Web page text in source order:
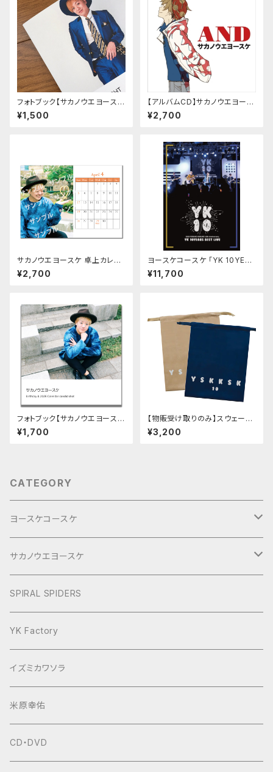
フォトブック【サカノウエヨースケ
YOSUKE NIGHT 2017-スー
ツ篇-】
¥1,500
【アルバムCD】サカノウエヨース
ケ「AND」
¥2,700
サカノウエヨースケ 卓上カレン
ダー
¥2,700
ヨースケコースケ 「YK 10YEAR
S BEST LIVE」LIVE DVD/CD
セット
¥11,700
フォトブック【サカノウエヨース
ケ Birthday&2026calenda
r candid shots 】
¥1,700
【物販受け取りのみ】スウェード
調巾着袋（2枚セット）
¥3,200
CATEGORY
ヨースケコースケ
ぶらり旅2017Short
サカノウエヨースケ
ヨースケNIGHT
SPIRAL SPIDERS
YK Factory
イズミカワソラ
米原幸佑
CD・DVD